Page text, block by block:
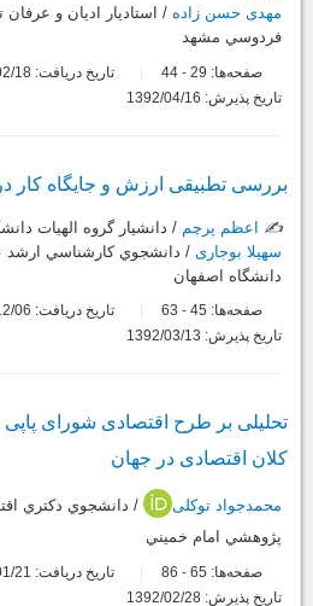
مهدی حسن زاده / استاديار اديان و
فردوسي مشهد
صفحه‌ها: 29
-
تاریخ دریافت: 1392/02/18
تاریخ پذیرش: 1392/04/16
بررسی تطبیقی ارزش و جایگاه کار
✍️ اعظم پرچم / دانشيار گروه الهيات
سهیلا بوجاری / دانشجوي كارشناسي ارشد
دانشگاه اصفهان
صفحه‌ها: 45
-
تاریخ دریافت: 1391/12/06
تاریخ پذیرش: 1392/03/13
تحلیلی بر طرح اقتصادی شورای
کلان اقتصادی در جهان
محمدجواد توکلی
/ دانشجوي دكتري
پژوهشي امام خميني
صفحه‌ها: 65
-
تاریخ دریافت: 1392/01/21
تاریخ پذیرش: 1392/02/28